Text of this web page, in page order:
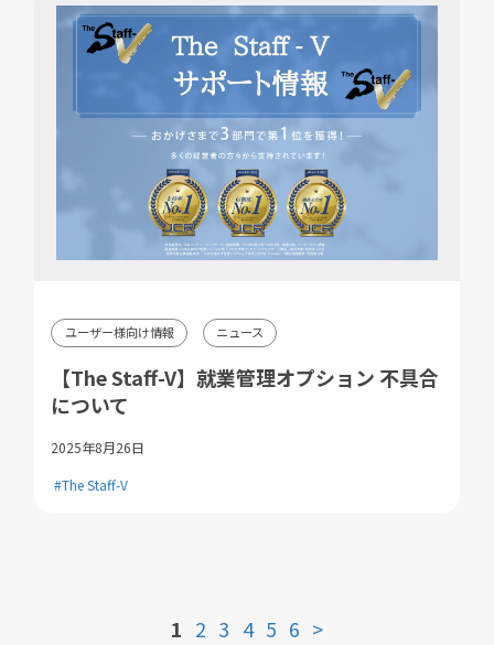
ユーザー様向け情報 ニュース
【The Staff-V】就業管理オプション 不具合
について
2025年8月26日
#The Staff-V
1 2 3 4 5 6 >